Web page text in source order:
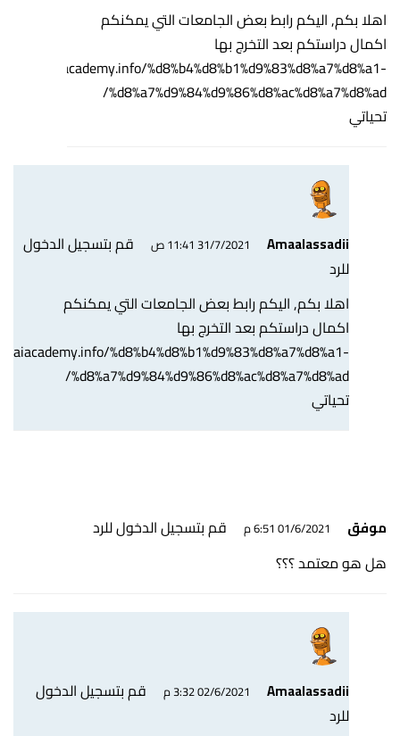
اهلا بكم, اليكم رابط بعض الجامعات التي يمكنكم
اكمال دراستكم بعد التخرج بها
https://aiacademy.info/%d8%b4%d8%b1%d9%83%d8%a7%d8%a1-
%d8%a7%d9%84%d9%86%d8%ac%d8%a7%d8%ad/
تحياتي
Amaalassadii 31/7/2021 11:41 ص
قم بتسجيل الدخول
للرد
اهلا بكم, اليكم رابط بعض الجامعات التي يمكنكم
اكمال دراستكم بعد التخرج بها
%d8%b4%d8%b1%d9%83%d8%a7%d8%a1-
%d8%a7%d9%84%d9%86%d8%ac%d8%a7%d8%ad/
تحياتي
موفق 01/6/2021 6:51 م
قم بتسجيل الدخول للرد
هل هو معتمد ؟؟؟
Amaalassadii 02/6/2021 3:32 م
قم بتسجيل الدخول
للرد